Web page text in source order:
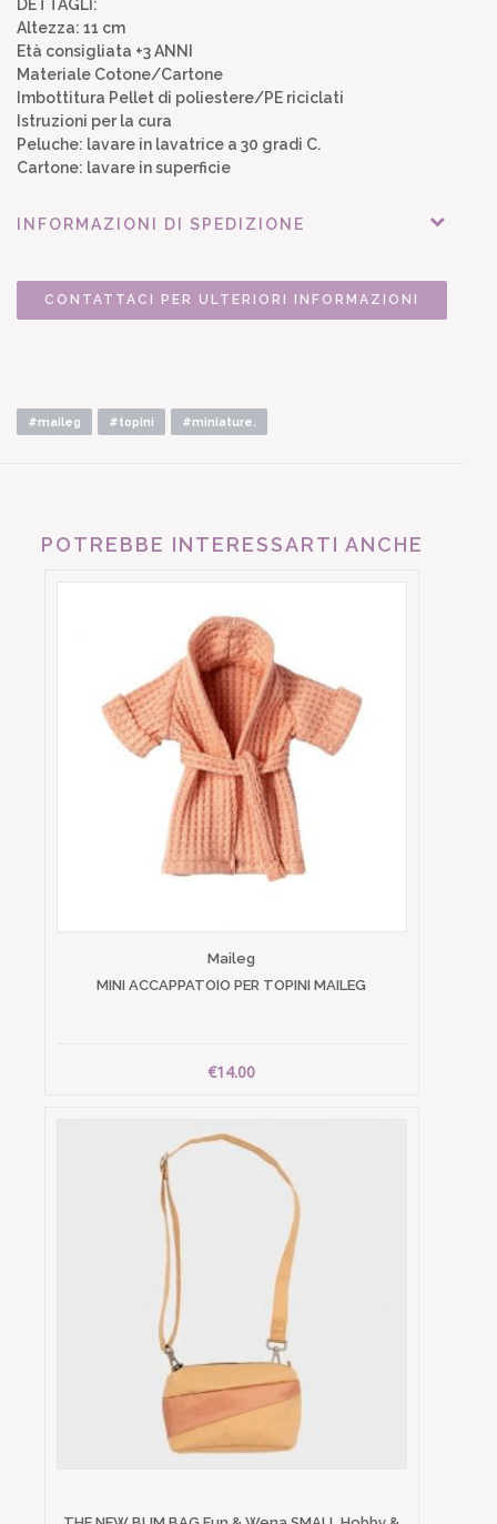
DETTAGLI:
Altezza: 11 cm
Età consigliata +3 ANNI
Materiale Cotone/Cartone
Imbottitura Pellet di poliestere/PE riciclati
Istruzioni per la cura
Peluche: lavare in lavatrice a 30 gradi C.
Cartone: lavare in superficie
INFORMAZIONI DI SPEDIZIONE
CONTATTACI PER ULTERIORI INFORMAZIONI
#maileg #topini #miniature.
POTREBBE INTERESSARTI ANCHE
Maileg
MINI ACCAPPATOIO PER TOPINI MAILEG
€14.00